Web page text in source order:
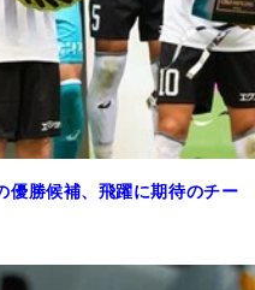
優勝候補、飛躍に期待のチー